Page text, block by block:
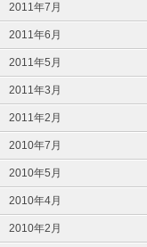
2011年7月
2011年6月
2011年5月
2011年3月
2011年2月
2010年7月
2010年5月
2010年4月
2010年2月